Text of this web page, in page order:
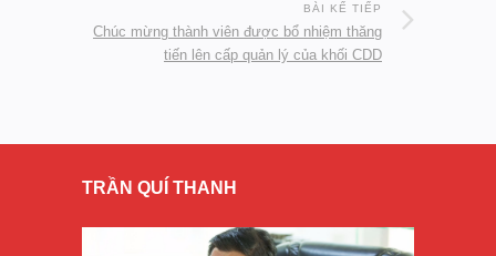
BÀI KẾ TIẾP
Chúc mừng thành viên được bổ nhiệm thăng
tiến lên cấp quản lý của khối CDD
TRẦN QUÍ THANH